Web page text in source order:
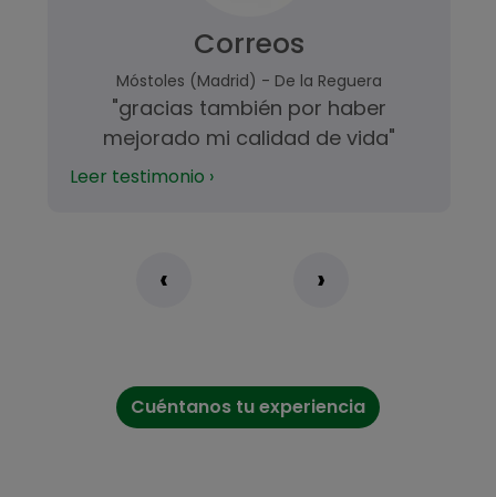
Correos
Móstoles (Madrid) - De la Reguera
"gracias también por haber
mejorado mi calidad de vida"
Leer testimonio ›
‹ ›
Cuéntanos tu experiencia